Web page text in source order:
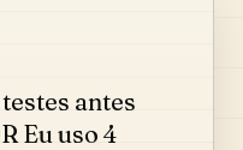
antes
Eu uso 4